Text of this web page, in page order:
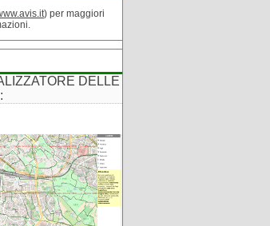
) per maggiori
DELLE